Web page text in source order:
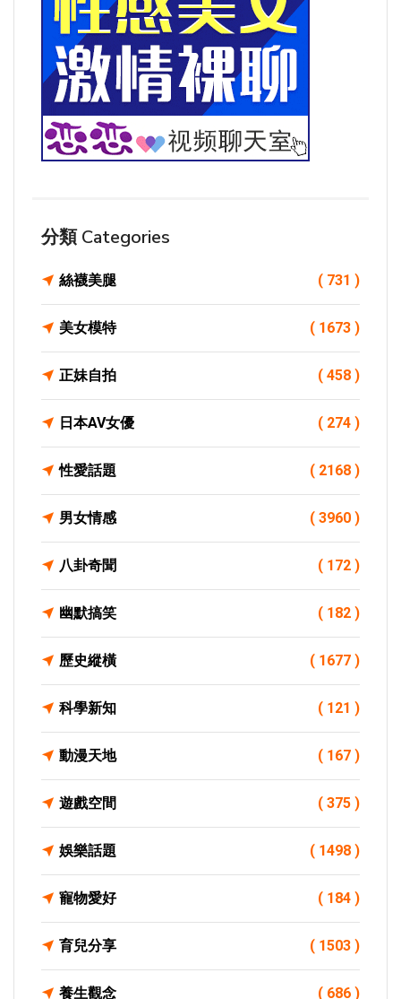
分類 Categories
絲襪美腿 ( 731 )
美女模特 ( 1673 )
正妹自拍 ( 458 )
日本AV女優 ( 274 )
性愛話題 ( 2168 )
男女情感 ( 3960 )
八卦奇聞 ( 172 )
幽默搞笑 ( 182 )
歷史縱橫 ( 1677 )
科學新知 ( 121 )
動漫天地 ( 167 )
遊戲空間 ( 375 )
娛樂話題 ( 1498 )
寵物愛好 ( 184 )
育兒分享 ( 1503 )
養生觀念 ( 686 )